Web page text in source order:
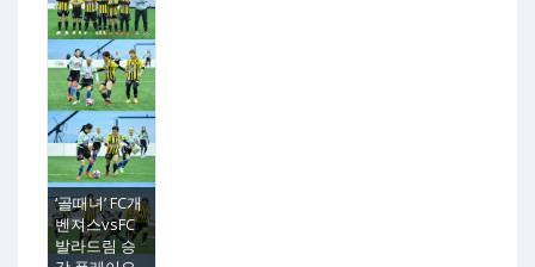
‘골때녀’ FC개
벤져스vsFC
발라드림 승